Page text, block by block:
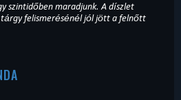
szintidőben maradjunk. A díszlet
tárgy felismerésénél jól jött a felnőtt